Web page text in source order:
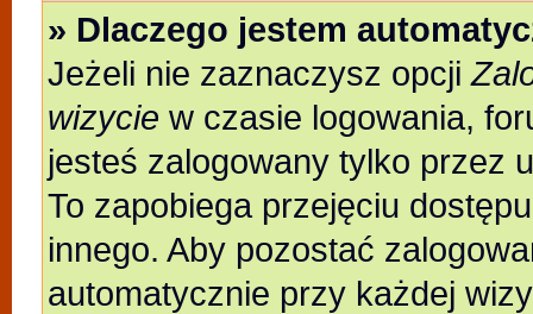
» Dlaczego jestem
Jeżeli nie zaznaczysz opcji
wizycie w czasie logowania,
jesteś zalogowany tylko przez
To zapobiega przejęciu
innego. Aby pozostać
automatycznie przy każdej